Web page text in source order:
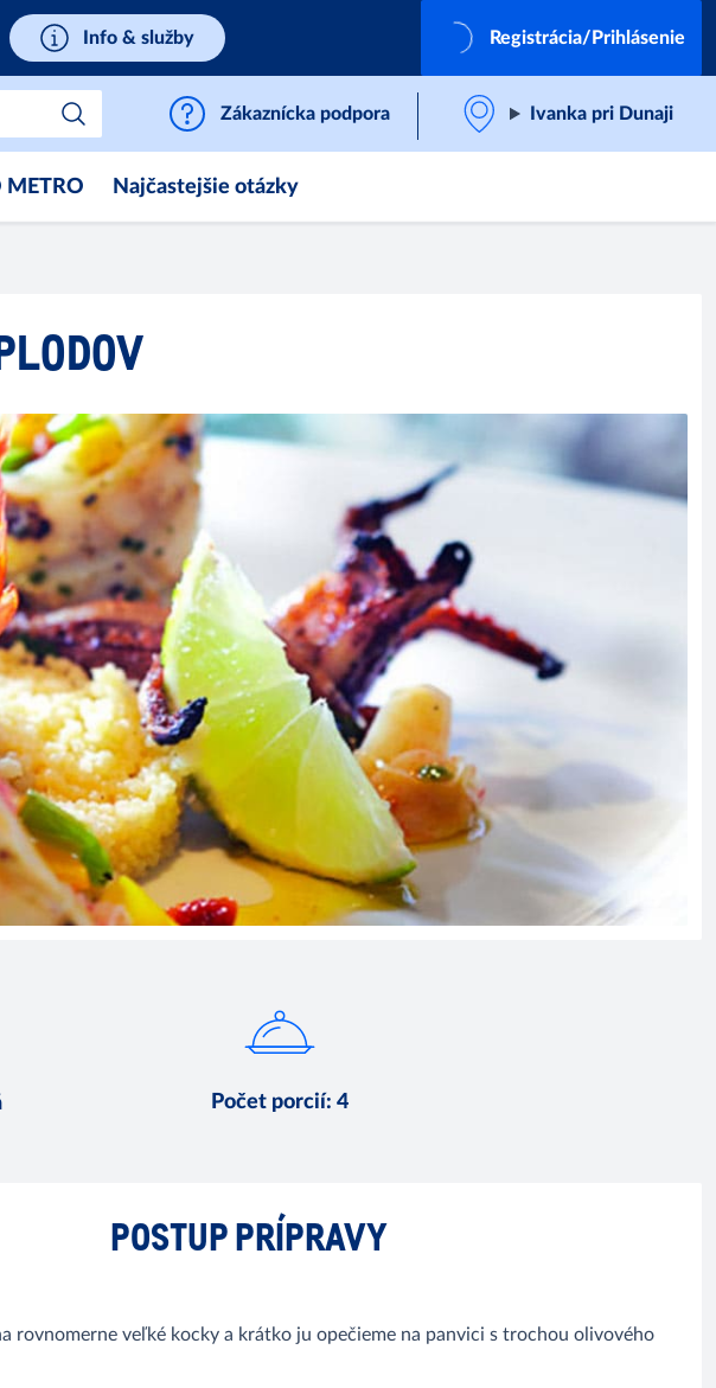
Info & služby Registrácia/Prihlásenie
Zákaznícka podpora Ivanka pri Dunaji
METRO Najčastejšie otázky
Počet porcií: 4
POSTUP PRÍPRAVY
rovnomerne veľké kocky a krátko ju opečieme na panvici s trochou olivového